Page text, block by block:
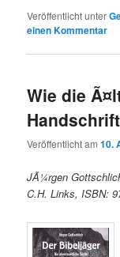
Veröffentlicht unter
einen Kommentar
Wie die
Veröffentlicht am10.
JÃ¼rgen
C.H. Links, ISBN: